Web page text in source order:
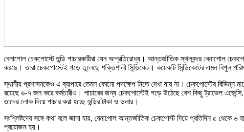
বেনাপোল চেকপোস্টে হুন্ডি পাচারকারীরা যেন অপ্রতিরোধ্য। আন্তর্জাতিক স্থলবন্দর বেনাপোল
করছে। তারা চেকপোস্টেই গড়ে তুলেছে শক্তিশালী সিন্ডিকেট। কয়েকটি সিন্ডিকেটের এমন বিপুল
স্থানীয় প্রশাসনকেও এ ব্যাপারে তেমন কোনো পদক্ষেপ নিতে দেখা যায় না। চেকপোস্টের
রয়েছে ৬-৭ জন করে কর্মচারীও। পাচারের জন্য চেকপোস্টেই গড়ে উঠেছে বেশ কিছু ট্রাভেল
তাদের লোক দিয়ে পাচার করা হচ্ছে হুন্ডির টাকা ও ডলার।
সংশ্লিষ্টদের সঙ্গে কথা বলে জানা যায়, বেনাপোল আন্তর্জাতিক চেকপোস্ট দিয়ে প্রতিদিন ৫ থেকে
প্রয়োজন হয়।